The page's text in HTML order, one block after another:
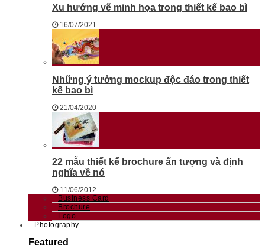
Xu hướng vẽ minh họa trong thiết kế bao bì
16/07/2021
Những ý tưởng mockup độc đáo trong thiết
kế bao bì
21/04/2020
22 mẫu thiết kế brochure ấn tượng và định
nghĩa về nó
11/06/2012
Business Card
Brochure
Logo
Photography
Featured